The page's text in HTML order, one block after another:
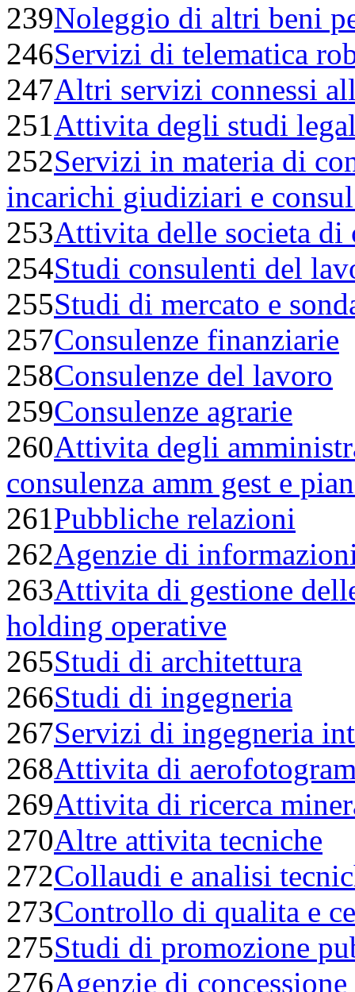
239Noleggio di altri beni
246Servizi di telematica
247Altri servizi connessi
251Attivita degli studi
252Servizi in materia di
incarichi giudiziari e
253Attivita delle societa
254Studi consulenti del
255Studi di mercato e
257Consulenze finanziarie
258Consulenze del lavoro
259Consulenze agrarie
260Attivita degli
consulenza amm gest e
261Pubbliche relazioni
262Agenzie di
263Attivita di gestione
holding operative
265Studi di architettura
266Studi di ingegneria
267Servizi di ingegneria
268Attivita di
269Attivita di ricerca
270Altre attivita tecniche
272Collaudi e analisi
273Controllo di qualita e
275Studi di promozione
276Agenzie di